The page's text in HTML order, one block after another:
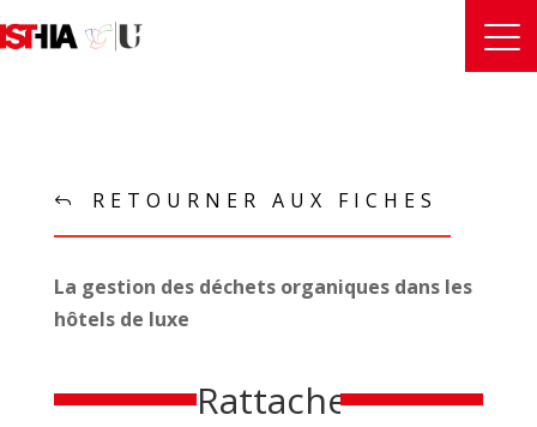
RETOURNER AUX FICHES
La gestion des déchets organiques dans les
hôtels de luxe
Rattachements